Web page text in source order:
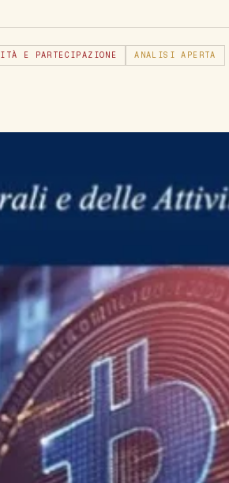
E PARTECIPAZIONE ANALISI APERTA